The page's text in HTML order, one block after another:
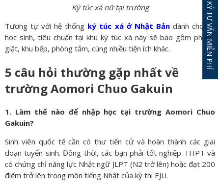
Ký túc xá nữ tại trường
Tương tự với hệ thống ký túc xá ở Nhật Bảndành cho du
học sinh, tiêu chuẩn tại khu ký túc xá này sẽ bao gồm phòng
giặt, khu bếp, phòng tắm, cùng nhiều tiện ích khác.
5 câu hỏi thường gặp nhất về
trường Aomori Chuo Gakuin
1. Làm thế nào để nhập học tại trường Aomori Chuo
Gakuin?
Sinh viên quốc tế cần có thư tiến cử và hoàn thành các giai
đoạn tuyển sinh. Đồng thời, các bạn phải tốt nghiệp THPT và
có chứng chỉ năng lực Nhật ngữ JLPT (N2 trở lên) hoặc đạt 200
điểm trở lên trong môn tiếng Nhật của kỳ thi EJU.
ĐĂNG KÝ TƯ VẤN MIỄN PHÍ